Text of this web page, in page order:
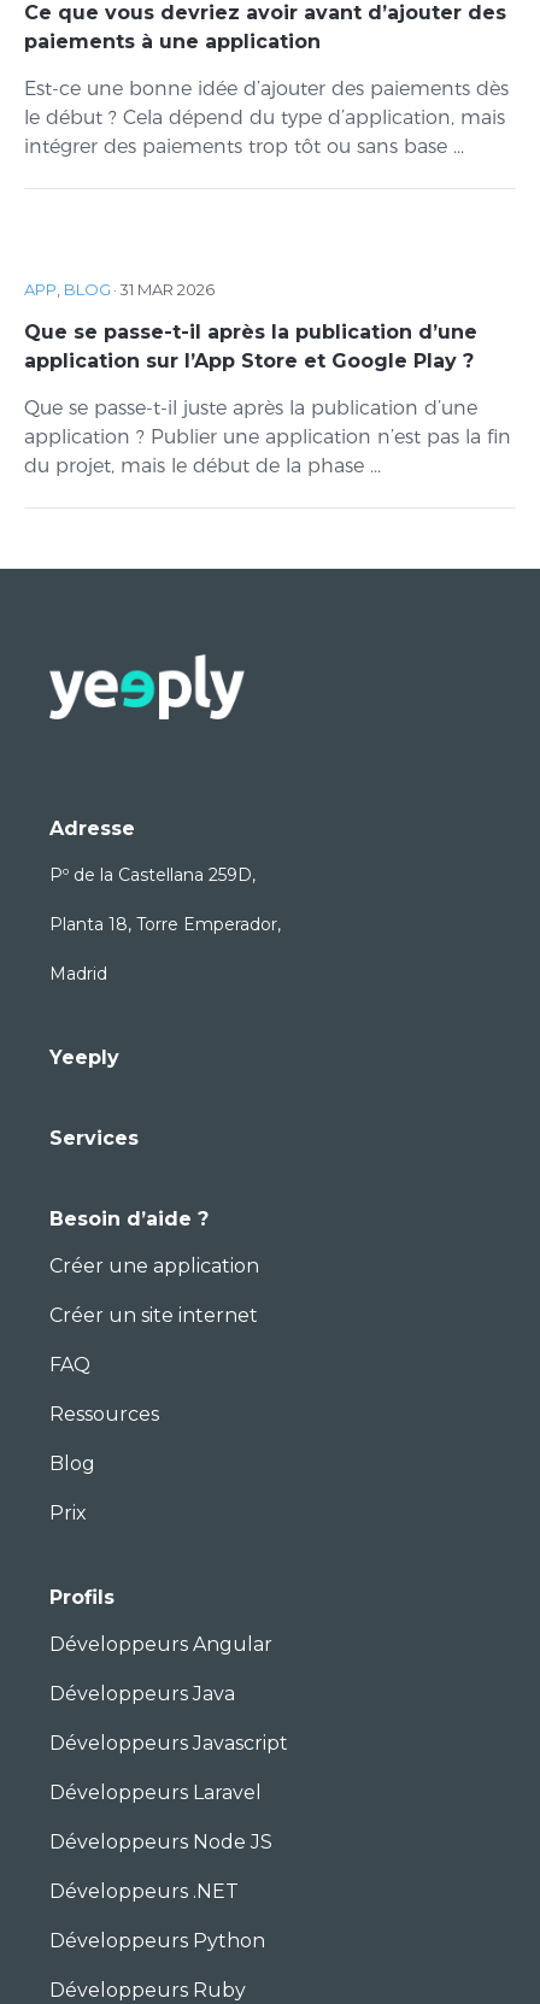
Ce que vous devriez avoir avant d’ajouter des
paiements à une application
Est-ce une bonne idée d’ajouter des paiements dès
le début ? Cela dépend du type d’application, mais
intégrer des paiements trop tôt ou sans base ...
APP, BLOG ·31 MAR 2026
Que se passe-t-il après la publication d’une
application sur l’App Store et Google Play ?
Que se passe-t-il juste après la publication d’une
application ? Publier une application n’est pas la fin
du projet, mais le début de la phase ...
Adresse
Pº de la Castellana 259D,
Planta 18, Torre Emperador,
Madrid
Yeeply
Services
Besoin d’aide ?
Créer une application
Créer un site internet
FAQ
Ressources
Blog
Prix
Profils
Développeurs Angular
Développeurs Java
Développeurs Javascript
Développeurs Laravel
Développeurs Node JS
Développeurs .NET
Développeurs Python
Développeurs Ruby